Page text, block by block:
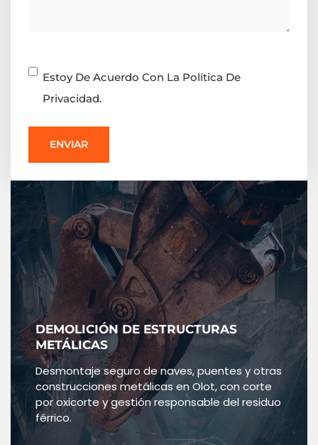
Consentimiento
Estoy De Acuerdo Con La Política De
Privacidad.
DEMOLICIÓN DE ESTRUCTURAS
METÁLICAS
Desmontaje seguro de naves, puentes y otras
construcciones metálicas en Olot, con corte
por oxicorte y gestión responsable del residuo
férrico.